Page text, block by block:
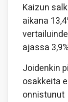
Kaizun
aikana
ajassa
Joidenkin
osakkeita
onnistunut